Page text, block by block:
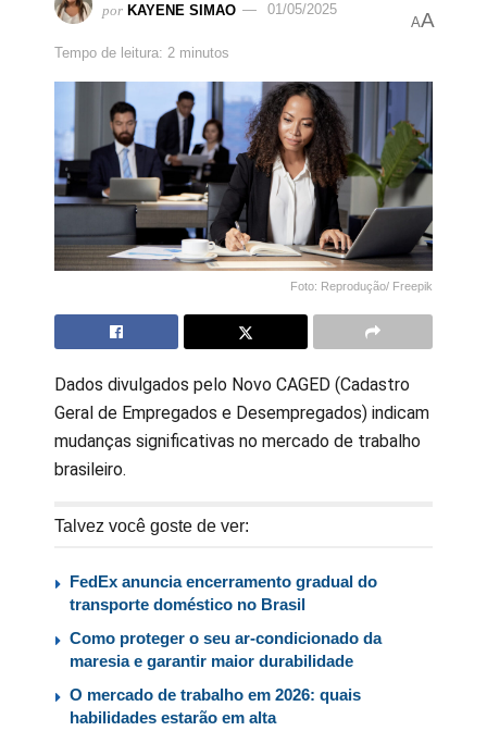
por KAYENE SIMAO 01/05/2025
Tempo de leitura: 2 minutos
AA
Foto: Reprodução/ Freepik
Dados divulgados pelo Novo CAGED (Cadastro
Geral de Empregados e Desempregados) indicam
mudanças significativas no mercado de trabalho
brasileiro.
Talvez você goste de ver:
FedEx anuncia encerramento gradual do
transporte doméstico no Brasil
Como proteger o seu ar-condicionado da
maresia e garantir maior durabilidade
O mercado de trabalho em 2026: quais
habilidades estarão em alta